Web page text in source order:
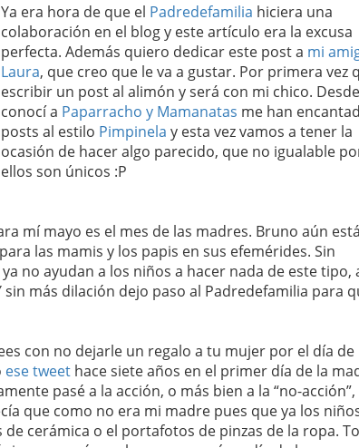
Ya era hora de que el Padredefamilia hiciera una
colaboración en el blog y este artículo era la excusa
perfecta. Además quiero dedicar este post a mi
Laura, que creo que le va a gustar. Por primera vez
escribir un post al alimón y será con mi chico.
conocí a Paparracho y Mamanatas me han
posts al estilo Pimpinela y esta vez vamos a tener la
ocasión de hacer algo parecido, que no igualable
ellos son únicos :P
mí mayo es el mes de las madres. Bruno aún
las mamis y los papis en sus efemérides. Sin
no ayudan a los niños a hacer nada de este tipo,
más dilación dejo paso al Padredefamilia para
con no dejarle un regalo a tu mujer por el día de
ese tweet hace siete años en el primer día de la
pasé a la acción, o más bien a la “no-acción”,
que como no era mi madre pues que ya los
cerámica o el portafotos de pinzas de la ropa.